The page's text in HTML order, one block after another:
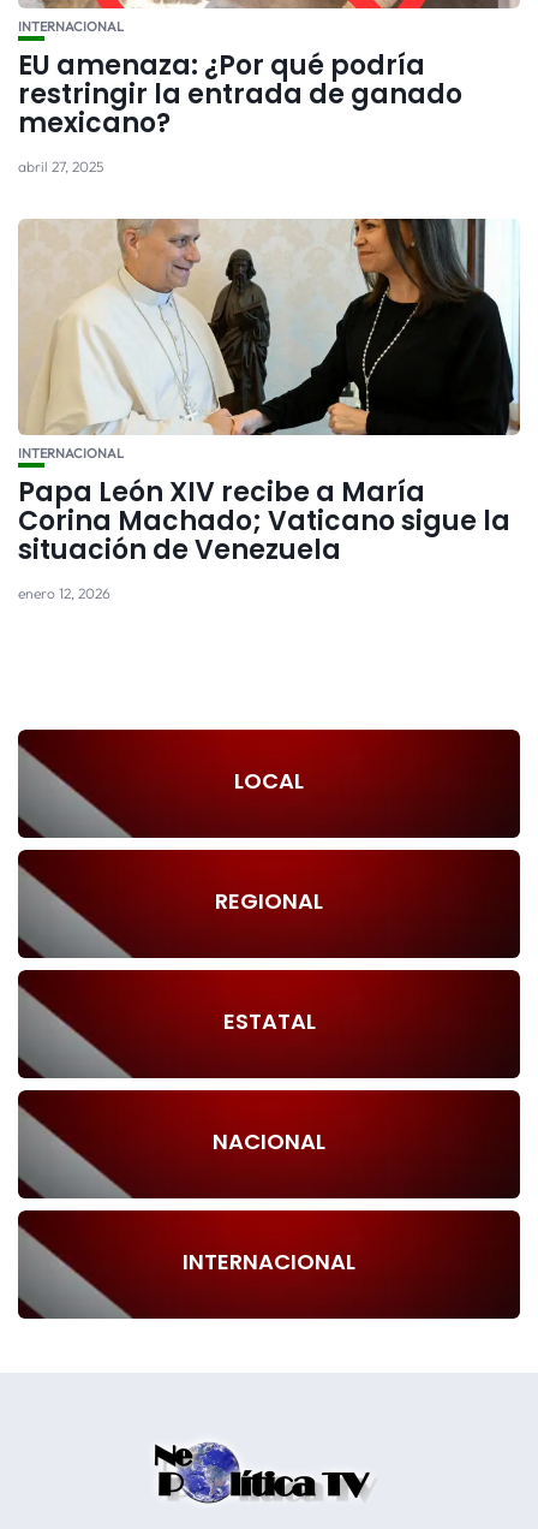
INTERNACIONAL
EU amenaza: ¿Por qué podría
restringir la entrada de ganado
mexicano?
abril 27, 2025
INTERNACIONAL
Papa León XIV recibe a María
Corina Machado; Vaticano sigue la
situación de Venezuela
enero 12, 2026
LOCAL
REGIONAL
ESTATAL
NACIONAL
INTERNACIONAL